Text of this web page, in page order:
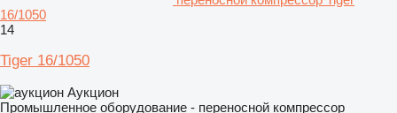
16/1050
14
Tiger 16/1050
Аукцион
Промышленное оборудование - переносной компрессор